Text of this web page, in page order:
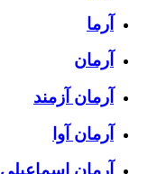
آرما
آرمان
آرمان آزمند
آرمان آوا